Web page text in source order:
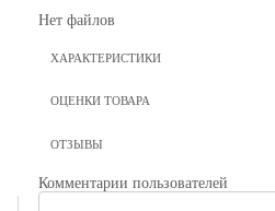
Нет файлов
ХАРАКТЕРИСТИКИ
ОЦЕНКИ ТОВАРА
ОТЗЫВЫ
Комментарии пользователей